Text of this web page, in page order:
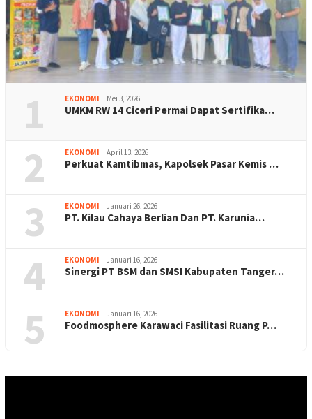
1 EKONOMI Mei 3, 2026
UMKM RW 14 Ciceri Permai Dapat Sertifika…
2 EKONOMI April 13, 2026
Perkuat Kamtibmas, Kapolsek Pasar Kemis …
3 EKONOMI Januari 26, 2026
PT. Kilau Cahaya Berlian Dan PT. Karunia…
4 EKONOMI Januari 16, 2026
Sinergi PT BSM dan SMSI Kabupaten Tanger…
5 EKONOMI Januari 16, 2026
Foodmosphere Karawaci Fasilitasi Ruang P…